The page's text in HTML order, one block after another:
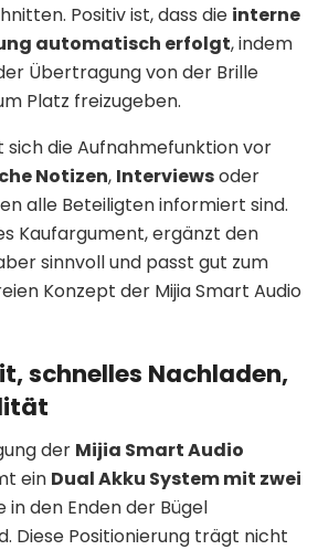
Positiv ist, dass die interne
automatisch erfolgt, indem
Übertragung von der Brille
Platz freizugeben.
sich die Aufnahmefunktion vor
Notizen, Interviewsoder
alle Beteiligten informiert sind.
Kaufargument, ergänzt den
sinnvoll und passt gut zum
Konzept der Mijia Smart Audio
schnelles Nachladen,
der Mijia Smart Audio
ein Dual Akku System mit zwei
in den Enden der Bügel
Diese Positionierung trägt nicht